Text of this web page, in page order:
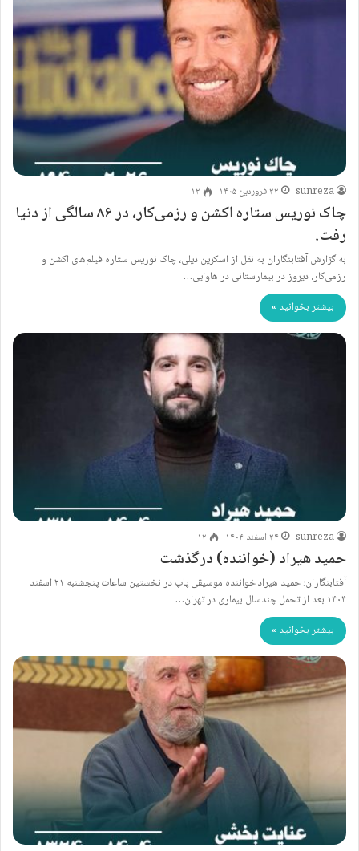
sunreza ۲۲ فروردین ۱۴۰۵ ۱۲
چاک نوریس ستاره اکشن و رزمی‌کار، در ۸۶ سالگی از دنیا
رفت.
به گزارش آفتابنگاران به نقل از اسکرین دیلی، چاک نوریس ستاره فیلم‌های اکشن و
رزمی‌کار، دیروز در بیمارستانی در هاوایی…
بیشتر بخوانید »
sunreza ۲۴ اسفند ۱۴۰۴ ۱۲
حمید هیراد (خواننده) درگذشت
آفتابنگاران: حمید هیراد خواننده موسیقی پاپ در نخستین ساعات پنجشنبه ۲۱ اسفند
۱۴۰۴ بعد از تحمل چندسال بیماری در تهران…
بیشتر بخوانید »